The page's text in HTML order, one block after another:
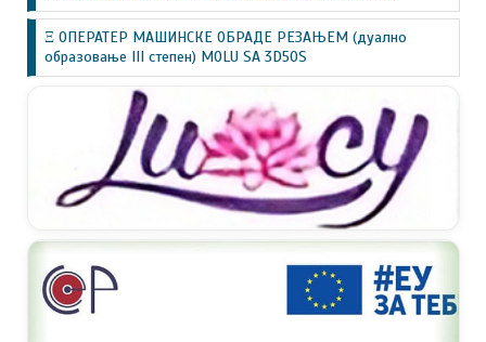
Ξ ОПЕРАТЕР МАШИНСКЕ ОБРАДЕ РЕЗАЊЕМ (дуално
образовање III степен) MOLU SA 3D50S